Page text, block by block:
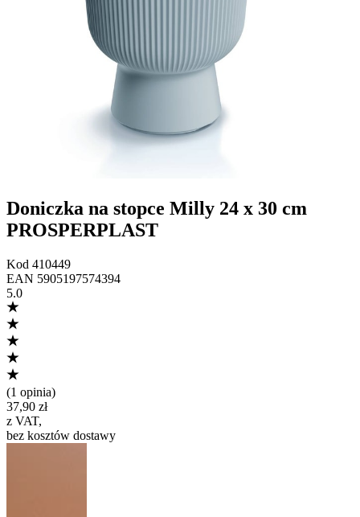
Doniczka na stopce Milly 24 x 30 cm
PROSPERPLAST
Kod 410449
EAN 5905197574394
5.0
(1 opinia)
37,90 zł
z VAT,
bez kosztów dostawy